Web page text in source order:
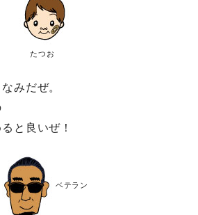
たつお
みだぜ。
と良いぜ！
ベテラン